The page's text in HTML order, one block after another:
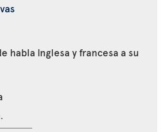
habla inglesa y francesa a su